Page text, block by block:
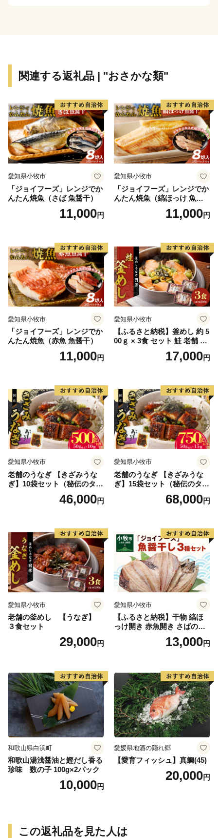
越前町ふるさと納税サポート
TEL 050-5526-2902
メール furusato@town-echizen.com
※寄附金受領証明書およびワンストップ特例申請は返礼
品とは別に郵送をしております。
関連する返礼品 | "おさかな類"
愛知県小牧市
「ジョイフーズ」レンジでか
んたん焼魚（さば 魚醤干）
11,000円
愛知県小牧市
「ジョイフーズ」レンジでか
んたん焼魚（縞ほっけ 魚醤
11,000円
愛知県小牧市
「ジョイフーズ」レンジでか
んたん焼魚（赤魚 魚醤干）
11,000円
愛知県小牧市
【ふるさと納税】釜めし 約 5
00ｇ × 3食 セット 鮭 老舗 急
速冷凍 レンチン 時短 簡単調
理 食品 加工品 海鮮 手作り
り寄せグルメ 愛知県 小牧市
送料無料
17,000円
愛知県小牧市
老舗のうなぎ 【きざみうな
ぎ】10袋セット（秘伝のタレ
46,000円
愛知県小牧市
老舗のうなぎ 【きざみうな
ぎ】15袋セット（秘伝のタレ
68,000円
愛知県小牧市
老舗の釜めし 【うなぎ】
３食セット
29,000円
愛知県小牧市
【ふるさと納税】干物 縞ほ
っけ開き 赤魚開き さばの開
き 魚醤干し 3種 セット 詰め
合わせ 魚 おかず 肉厚 おいし
取り寄せグルメ 魚醤 ナンプ
ラー 愛知県 小牧市 冷凍 送料
無料
13,000円
和歌山県白浜町
和歌山湯浅醤油と鰹だし香る
珍味 数の子 100g×2パック
10,000円
愛媛県地酒の隠れ郷
【愛育フィッシュ】真鯛(45)
20,000円
この返礼品を見た人は